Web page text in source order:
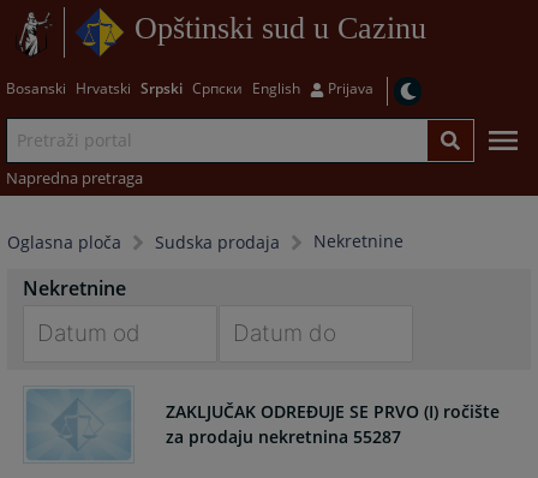
Opštinski sud u Cazinu
Bosanski Hrvatski Srpski Српски English Prijava
Napredna pretraga
Oglasna ploča Sudska prodaja Nekretnine
Nekretnine
forward
interact
forward
to
interact
ZAKLJUČAK ODREĐUJE SE PRVO (I) ročište
za prodaju nekretnina 55287